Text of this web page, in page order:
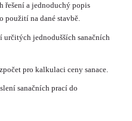
řešení a jednoduchý popis
použití na dané stavbě.
jednodušších sanačních
pro kalkulaci ceny sanace.
sanačních prací do